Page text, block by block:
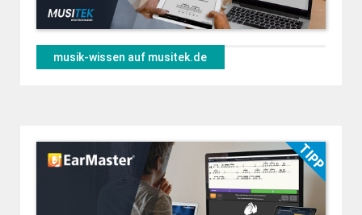
musik-wissen auf musitek.de